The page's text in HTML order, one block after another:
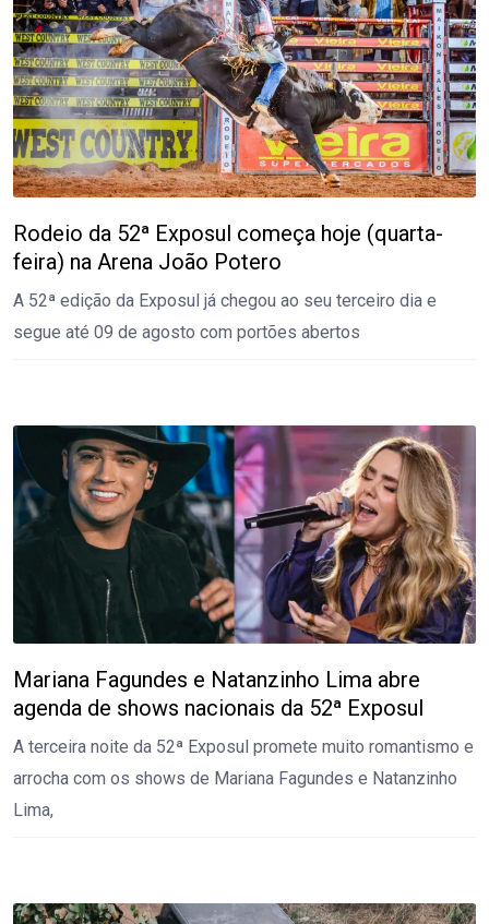
Rodeio da 52ª Exposul começa hoje (quarta-
feira) na Arena João Potero
A 52ª edição da Exposul já chegou ao seu terceiro dia e
segue até 09 de agosto com portões abertos
Mariana Fagundes e Natanzinho Lima abre
agenda de shows nacionais da 52ª Exposul
A terceira noite da 52ª Exposul promete muito romantismo e
arrocha com os shows de Mariana Fagundes e Natanzinho
Lima,